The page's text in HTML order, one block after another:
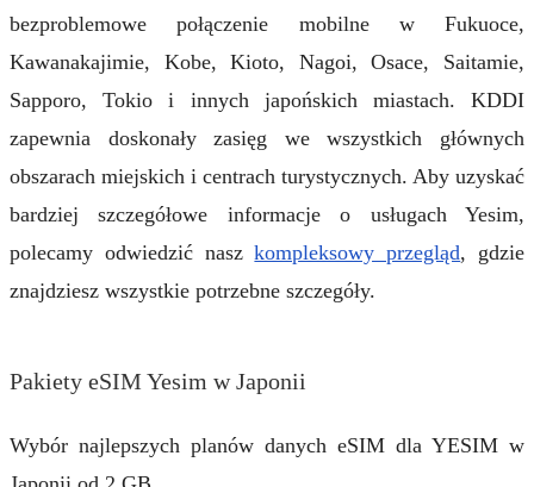
bezproblemowe połączenie mobilne w Fukuoce,
Kawanakajimie, Kobe, Kioto, Nagoi, Osace, Saitamie,
Sapporo, Tokio i innych japońskich miastach. KDDI
zapewnia doskonały zasięg we wszystkich głównych
obszarach miejskich i centrach turystycznych. Aby uzyskać
bardziej szczegółowe informacje o usługach Yesim,
polecamy odwiedzić naszkompleksowy przegląd, gdzie
znajdziesz wszystkie potrzebne szczegóły.
Pakiety eSIM Yesim w Japonii
Wybór najlepszych planów danych eSIM dla YESIM w